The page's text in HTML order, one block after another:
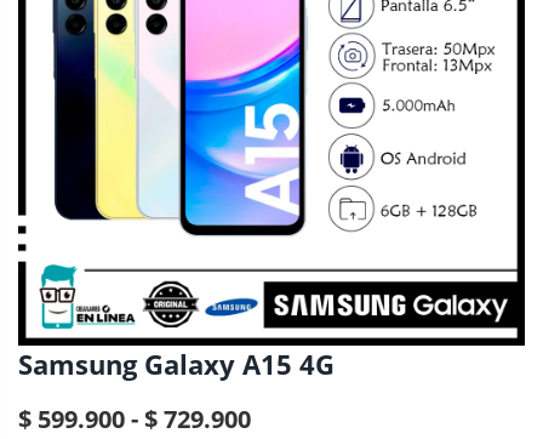
Samsung Galaxy A15 4G
$ 599.900-$729.900R